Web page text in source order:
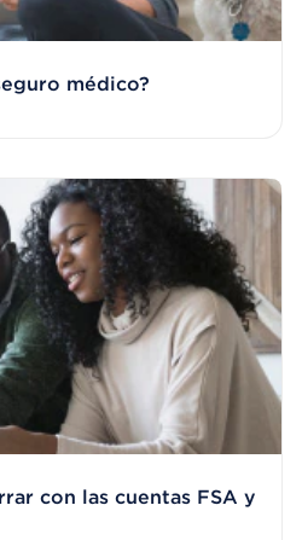
médico?
con las cuentas FSA y